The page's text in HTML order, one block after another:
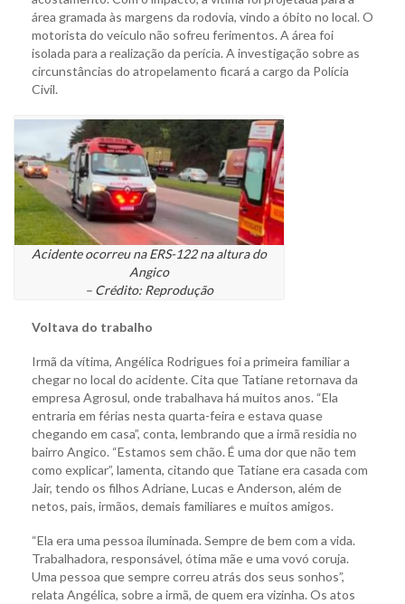
área gramada às margens da rodovia, vindo a óbito no local. O
motorista do veículo não sofreu ferimentos. A área foi
isolada para a realização da perícia. A investigação sobre as
circunstâncias do atropelamento ficará a cargo da Polícia
Civil.
Acidente ocorreu na ERS-122 na altura do
Angico
– Crédito: Reprodução
Voltava do trabalho
Irmã da vítima, Angélica Rodrigues foi a primeira familiar a
chegar no local do acidente. Cita que Tatiane retornava da
empresa Agrosul, onde trabalhava há muitos anos. “Ela
entraria em férias nesta quarta-feira e estava quase
chegando em casa”, conta, lembrando que a irmã residia no
bairro Angico. “Estamos sem chão. É uma dor que não tem
como explicar”, lamenta, citando que Tatiane era casada com
Jair, tendo os filhos Adriane, Lucas e Anderson, além de
netos, pais, irmãos, demais familiares e muitos amigos.
“Ela era uma pessoa iluminada. Sempre de bem com a vida.
Trabalhadora, responsável, ótima mãe e uma vovó coruja.
Uma pessoa que sempre correu atrás dos seus sonhos”,
relata Angélica, sobre a irmã, de quem era vizinha. Os atos